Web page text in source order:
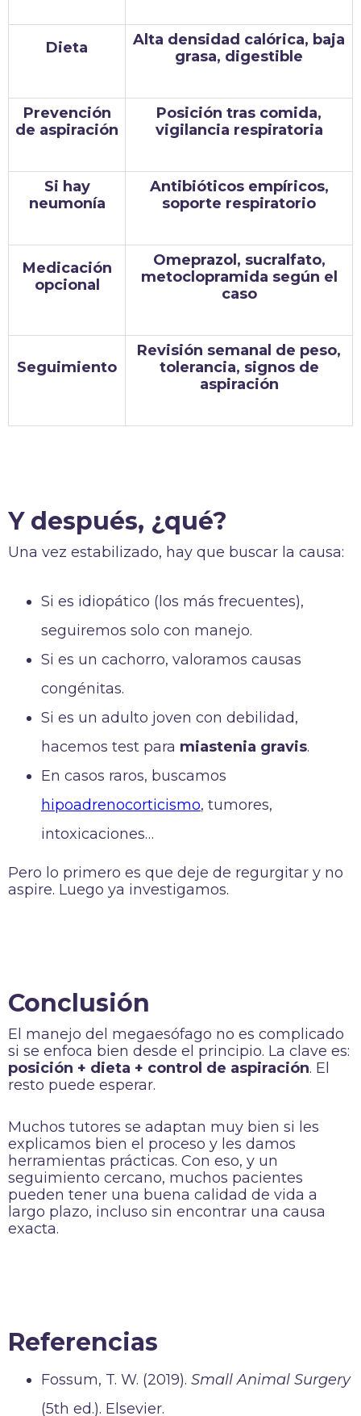
Dieta
Alta densidad calórica, baja
grasa, digestible
Prevención
de aspiración
Posición tras comida,
vigilancia respiratoria
Si hay
neumonía
Antibióticos empíricos,
soporte respiratorio
Medicación
opcional
Omeprazol, sucralfato,
metoclopramida según el
caso
Seguimiento
Revisión semanal de peso,
tolerancia, signos de
aspiración
Y después, ¿qué?
Una vez estabilizado, hay que buscar la causa:
Si es idiopático (los más frecuentes),
seguiremos solo con manejo.
Si es un cachorro, valoramos causas
congénitas.
Si es un adulto joven con debilidad,
hacemos test para miastenia gravis.
En casos raros, buscamos
hipoadrenocorticismo, tumores,
intoxicaciones…
Pero lo primero es que deje de regurgitar y no
aspire. Luego ya investigamos.
Conclusión
El manejo del megaesófago no es complicado
si se enfoca bien desde el principio. La clave es:
posición + dieta + control de aspiración. El
resto puede esperar.
Muchos tutores se adaptan muy bien si les
explicamos bien el proceso y les damos
herramientas prácticas. Con eso, y un
seguimiento cercano, muchos pacientes
pueden tener una buena calidad de vida a
largo plazo, incluso sin encontrar una causa
exacta.
Referencias
Fossum, T. W. (2019).Small Animal Surgery
(5th ed.). Elsevier.